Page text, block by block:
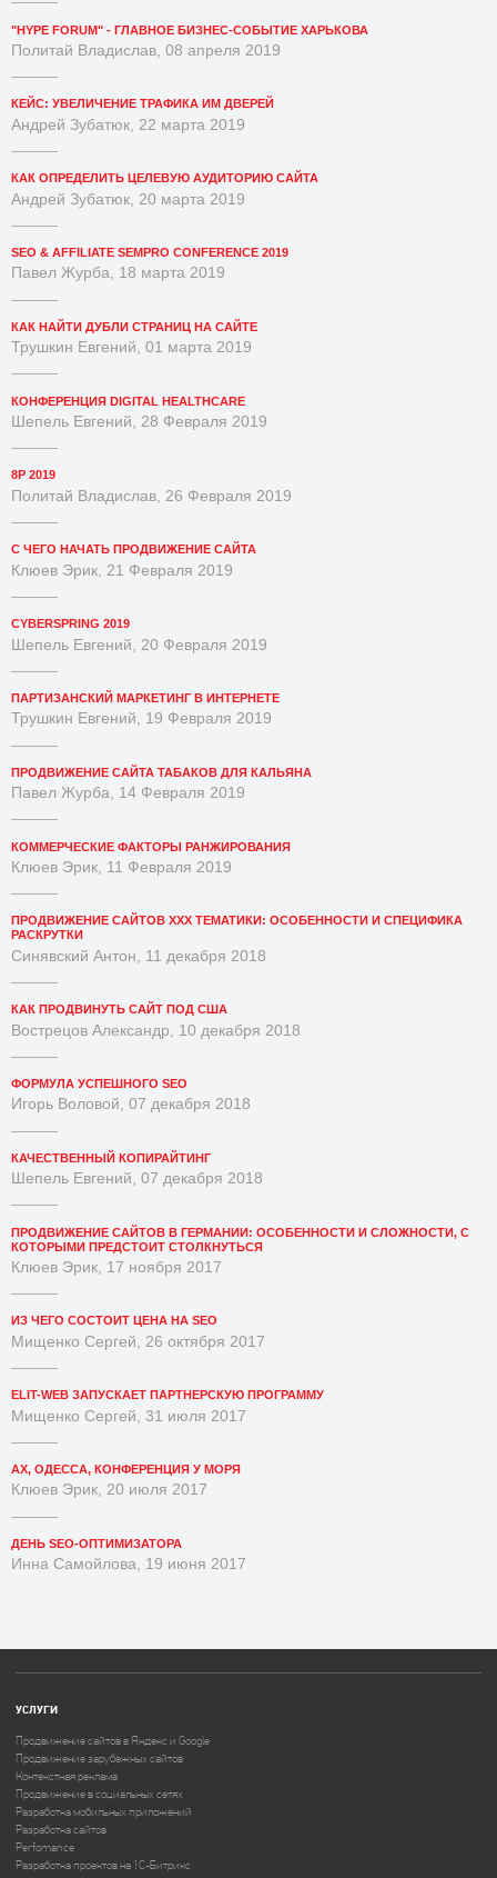
"HYPE FORUM" - ГЛАВНОЕ БИЗНЕС-СОБЫТИЕ ХАРЬКОВА
Политай Владислав, 08 апреля 2019
КЕЙС: УВЕЛИЧЕНИЕ ТРАФИКА ИМ ДВЕРЕЙ
Андрей Зубатюк, 22 марта 2019
КАК ОПРЕДЕЛИТЬ ЦЕЛЕВУЮ АУДИТОРИЮ САЙТА
Андрей Зубатюк, 20 марта 2019
SEO & AFFILIATE SEMPRO CONFERENCE 2019
Павел Журба, 18 марта 2019
КАК НАЙТИ ДУБЛИ СТРАНИЦ НА САЙТЕ
Трушкин Евгений, 01 марта 2019
КОНФЕРЕНЦИЯ DIGITAL HEALTHCARE
Шепель Евгений, 28 Февраля 2019
8P 2019
Политай Владислав, 26 Февраля 2019
С ЧЕГО НАЧАТЬ ПРОДВИЖЕНИЕ САЙТА
Клюев Эрик, 21 Февраля 2019
CYBERSPRING 2019
Шепель Евгений, 20 Февраля 2019
ПАРТИЗАНСКИЙ МАРКЕТИНГ В ИНТЕРНЕТЕ
Трушкин Евгений, 19 Февраля 2019
ПРОДВИЖЕНИЕ САЙТА ТАБАКОВ ДЛЯ КАЛЬЯНА
Павел Журба, 14 Февраля 2019
КОММЕРЧЕСКИЕ ФАКТОРЫ РАНЖИРОВАНИЯ
Клюев Эрик, 11 Февраля 2019
ПРОДВИЖЕНИЕ САЙТОВ XXX ТЕМАТИКИ: ОСОБЕННОСТИ И СПЕЦИФИКА
РАСКРУТКИ
Синявский Антон, 11 декабря 2018
КАК ПРОДВИНУТЬ САЙТ ПОД США
Вострецов Александр, 10 декабря 2018
ФОРМУЛА УСПЕШНОГО SEO
Игорь Воловой, 07 декабря 2018
КАЧЕСТВЕННЫЙ КОПИРАЙТИНГ
Шепель Евгений, 07 декабря 2018
ПРОДВИЖЕНИЕ САЙТОВ В ГЕРМАНИИ: ОСОБЕННОСТИ И СЛОЖНОСТИ, С
КОТОРЫМИ ПРЕДСТОИТ СТОЛКНУТЬСЯ
Клюев Эрик, 17 ноября 2017
ИЗ ЧЕГО СОСТОИТ ЦЕНА НА SEO
Мищенко Сергей, 26 октября 2017
ELIT-WEB ЗАПУСКАЕТ ПАРТНЕРСКУЮ ПРОГРАММУ
Мищенко Сергей, 31 июля 2017
АХ, ОДЕССА, КОНФЕРЕНЦИЯ У МОРЯ
Клюев Эрик, 20 июля 2017
ДЕНЬ SEO-ОПТИМИЗАТОРА
Инна Самойлова, 19 июня 2017
УСЛУГИ
Продвижение сайтов в Яндекс и Google
Продвижение зарубежных сайтов
Контекстная реклама
Продвижение в социальных сетях
Разработка мобильных приложений
Разработка сайтов
Perfomance
Разработка проектов на 1C-Битрикс